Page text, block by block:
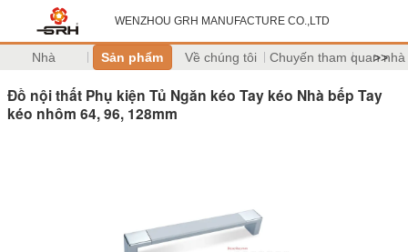
WENZHOU GRH MANUFACTURE CO.,LTD
Nhà Sản phẩm Về chúng tôi Chuyến tham quan nhà
>>
Đồ nội thất Phụ kiện Tủ Ngăn kéo Tay kéo Nhà bếp Tay
kéo nhôm 64, 96, 128mm